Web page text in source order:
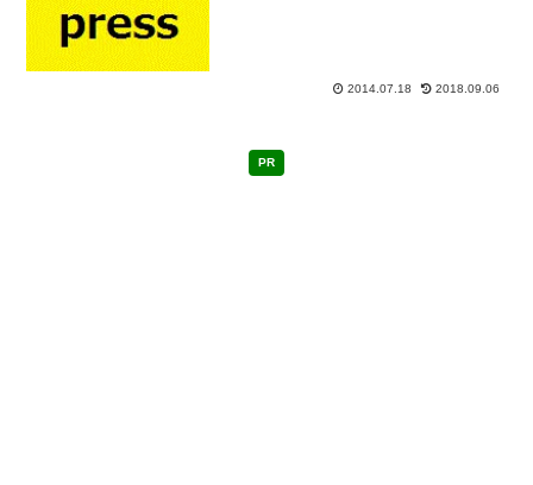
2014.07.18 2018.09.06
PR